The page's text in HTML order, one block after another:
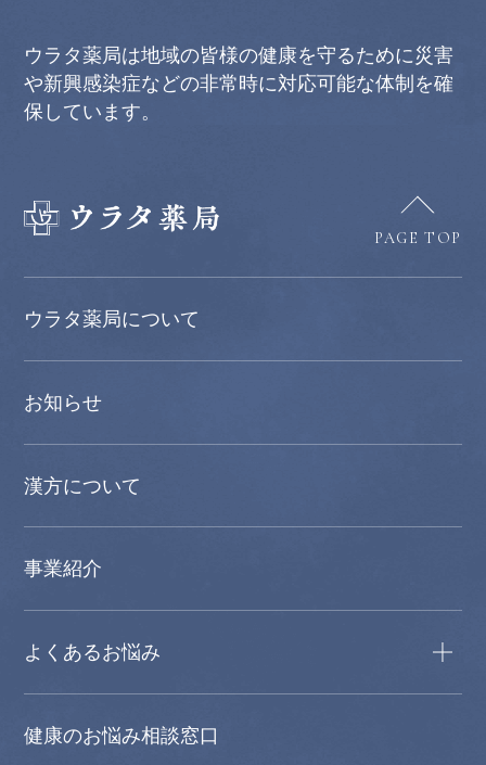
ウラタ薬局は地域の皆様の健康を守るために災害
や新興感染症などの非常時に対応可能な体制を確
保しています。
PAGE TOP
ウラタ薬局について
お知らせ
漢方について
事業紹介
よくあるお悩み
健康のお悩み相談窓口